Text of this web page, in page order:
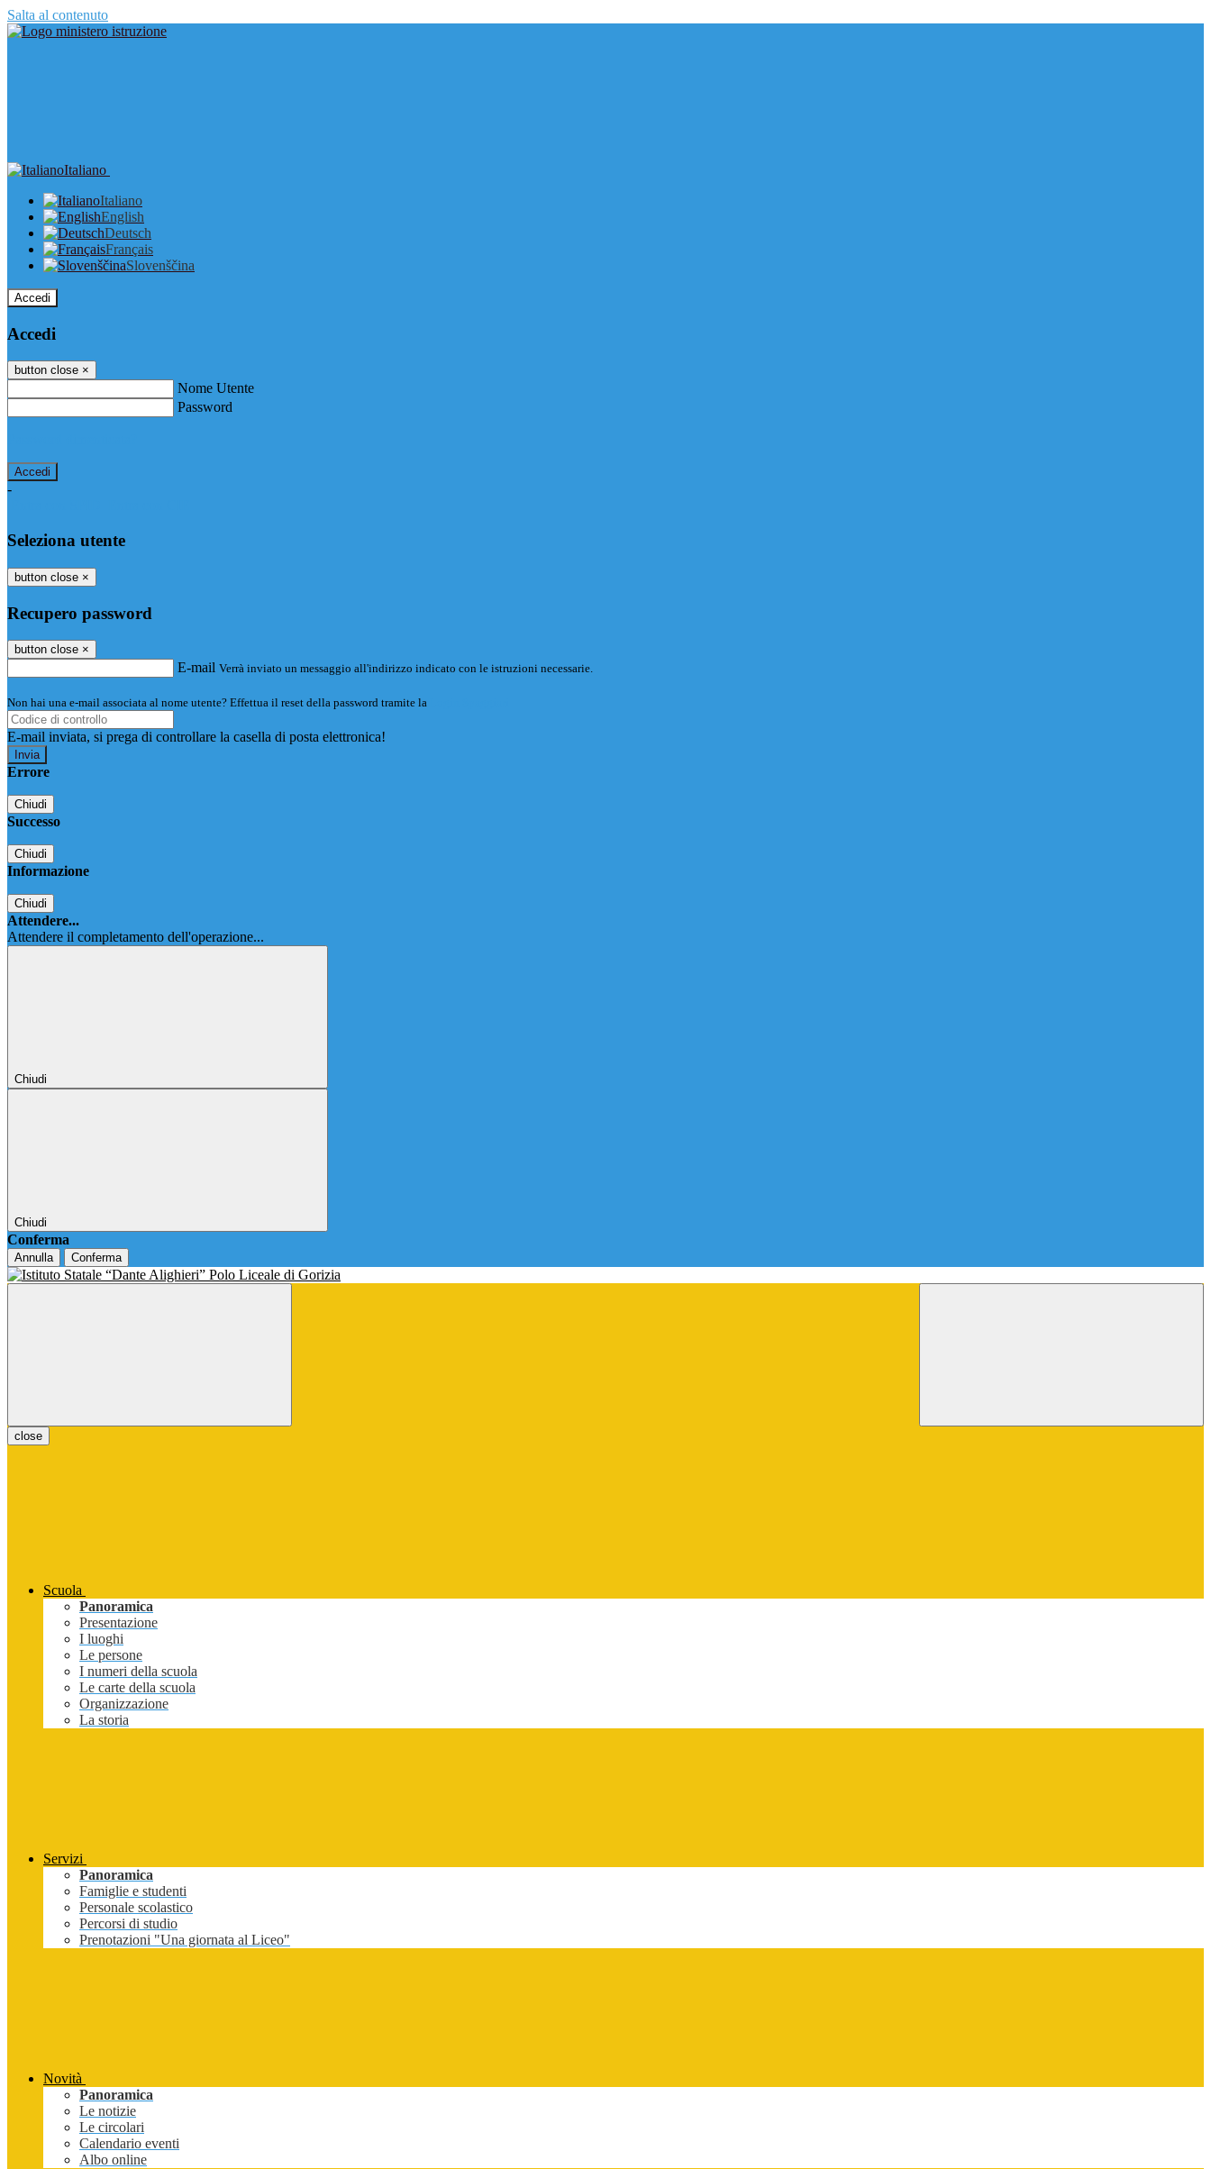
Salta al contenuto
Italiano
Italiano
English
Deutsch
Français
Slovenščina
Accedi
Accedi
button close ×
Nome Utente
Password
-
Seleziona utente
button close ×
Recupero password
button close ×
E-mail Verrà inviato un messaggio all'indirizzo indicato con le istruzioni necessarie.
Non hai una e-mail associata al nome utente? Effettua il reset della password tramite la
E-mail inviata, si prega di controllare la casella di posta elettronica!
Errore
Chiudi
Successo
Chiudi
Informazione
Chiudi
Attendere...
Attendere il completamento dell'operazione...
Chiudi
Chiudi
Conferma
Annulla Conferma
close
Scuola
Panoramica
Presentazione
I luoghi
Le persone
I numeri della scuola
Le carte della scuola
Organizzazione
La storia
Servizi
Panoramica
Famiglie e studenti
Personale scolastico
Percorsi di studio
Prenotazioni "Una giornata al Liceo"
Novità
Panoramica
Le notizie
Le circolari
Calendario eventi
Albo online